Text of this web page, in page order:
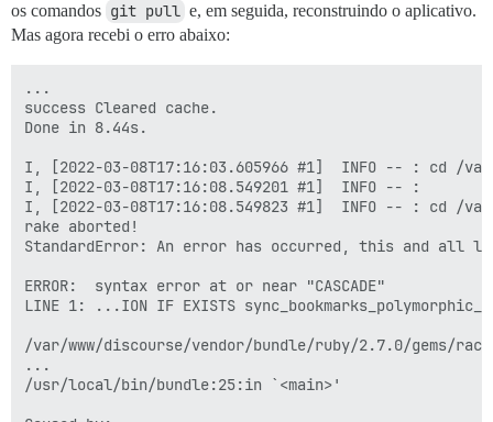
os comandos git pull e, em seguida, reconstruindo o aplicativo.
Mas agora recebi o erro abaixo:
...
success Cleared cache.
Done in 8.44s.
I, [2022-03-08T17:16:03.605966 #1]  INFO -- : cd /
I, [2022-03-08T17:16:08.549201 #1]  INFO -- :
I, [2022-03-08T17:16:08.549823 #1]  INFO -- : cd /
rake aborted!
StandardError: An error has occurred, this and all
ERROR:  syntax error at or near "CASCADE"
LINE 1: ...ION IF EXISTS
/var/www/discourse/vendor/bundle/ruby/2.7.0/
...
/usr/local/bin/bundle:25:in `<main>'